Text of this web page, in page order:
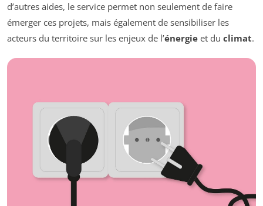
d’autres aides, le service permet non seulement de faire
émerger ces projets, mais également de sensibiliser les
acteurs du territoire sur les enjeux de l’énergie et du climat.